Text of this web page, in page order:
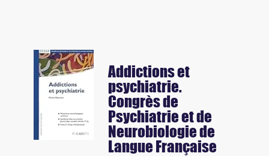
Addictions et
psychiatrie.
Congrès de
Psychiatrie et de
Neurobiologie de
Langue Française